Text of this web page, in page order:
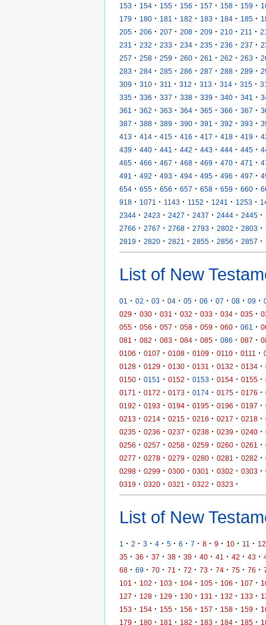
153 · 154 · 155 · 156 · 157 · 158 · 159 ·
179 · 180 · 181 · 182 · 183 · 184 · 185 ·
205 · 206 · 207 · 208 · 209 · 210 · 211 ·
231
· 232 · 233 · 234 · 235 · 236 · 237 ·
257 · 258 · 259 · 260 · 261 · 262 · 263 ·
283 · 284 · 285 · 286 · 287 · 288 · 289 ·
309 · 310 · 311 · 312 · 313 · 314 · 315 ·
335 · 336 · 337 · 338 · 339 · 340 · 341 ·
361
· 362 · 363 · 364 · 365 · 366 · 367 ·
387 · 388 · 389 · 390 · 391 · 392 · 393 ·
413 · 414 · 415 · 416 · 417 · 418 · 419 ·
439 · 440 · 441 · 442 · 443 · 444 · 445 ·
465 · 466 · 467 · 468 · 469 · 470 · 471 ·
491
· 492 · 493 · 494 · 495 · 496 · 497 ·
654 · 655 · 656 · 657 · 658 · 659 · 660 ·
918 · 1071 · 1143 · 1152 · 1241 · 1253 ·
2344 · 2423 · 2427 · 2437 · 2444 · 2445 ·
2766 · 2767 · 2768 · 2793 · 2802 · 2803 ·
2819 · 2820 · 2821 · 2855 · 2856 · 2857 ·
List of New
01 · 02 · 03 · 04 · 05 · 06 · 07 · 08 · 09 ·
029 · 030 · 031 · 032 · 033 · 034 · 035 ·
055 · 056 · 057 · 058 · 059 · 060 · 061 ·
081
· 082 · 083 · 084 · 085 · 086 · 087 ·
0106 · 0107 · 0108 · 0109 · 0110 · 0111 ·
0128 · 0129 · 0130 · 0131 · 0132 · 0134 ·
0150 · 0151 · 0152 · 0153 · 0154 · 0155 ·
0171
· 0172 · 0173 · 0174 · 0175 · 0176 ·
0192 · 0193 · 0194 · 0195 · 0196 · 0197 ·
0213 · 0214 · 0215 · 0216 · 0217 · 0218 ·
0235 · 0236 · 0237 · 0238 · 0239 · 0240 ·
0256 · 0257 · 0258 · 0259 · 0260 · 0261 ·
0277 · 0278 · 0279 · 0280 · 0281 · 0282 ·
0298 · 0299 · 0300 · 0301 · 0302 · 0303 ·
0319 · 0320 · 0321 · 0322 · 0323 ·
List of New
1 · 2 · 3 · 4 · 5 · 6 · 7 · 8 · 9 · 10 · 11 · 12
35 · 36 · 37 · 38 · 39 · 40 · 41 · 42 · 43 ·
68 · 69 · 70 · 71 · 72 · 73 · 74 · 75 · 76 ·
101
· 102 · 103 · 104 · 105 · 106 · 107 ·
127 · 128 · 129 · 130 · 131 · 132 · 133 ·
153 · 154 · 155 · 156 · 157 · 158 · 159 ·
179 · 180 · 181 · 182 · 183 · 184 · 185 ·